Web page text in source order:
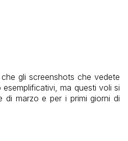
gli screenshots che vedete
ma questi voli si
di marzo e per i primi giorni di